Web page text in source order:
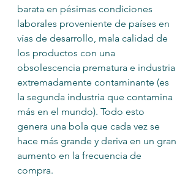
barata en pésimas condiciones
laborales proveniente de países en
vías de desarrollo, mala calidad de
los productos con una
obsolescencia prematura e industria
extremadamente contaminante (es
la segunda industria que contamina
más en el mundo). Todo esto
genera una bola que cada vez se
hace más grande y deriva en un gran
aumento en la frecuencia de
compra.